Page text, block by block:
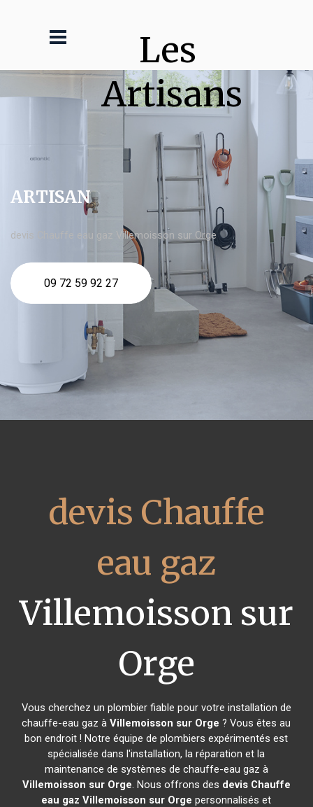
Les
Artisans
ARTISAN
devis Chauffe eau gaz Villemoisson sur Orge
09 72 59 92 27
devis Chauffe
eau gaz
Villemoisson sur
Orge
Vous cherchez un plombier fiable pour votre installation de
chauffe-eau gaz àVillemoisson sur Orge ? Vous êtes au
bon endroit ! Notre équipe de plombiers expérimentés est
spécialisée dans l'installation, la réparation et la
maintenance de systèmes de chauffe-eau gaz à
Villemoisson sur Orge. Nous offrons des devis Chauffe
eau gaz Villemoisson sur Orge personnalisés et